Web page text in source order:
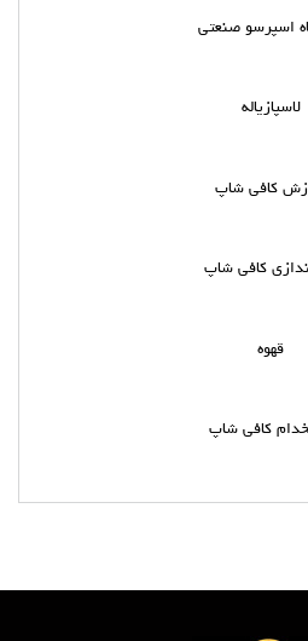
اسپرسو صنعتی
لاسپازیاله
کافی شاپ
کافی شاپ
قهوه
کافی شاپ